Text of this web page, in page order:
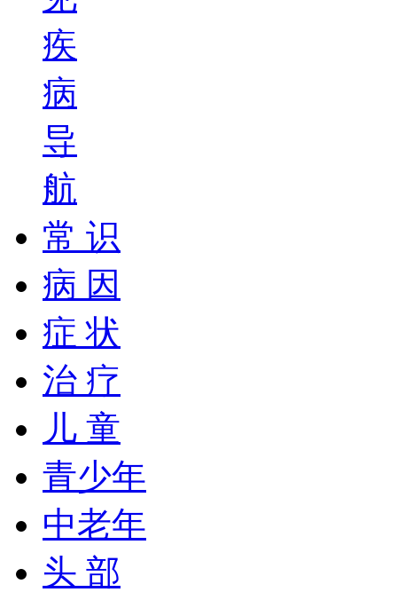
疾
病
导
航
常 识
病 因
症 状
治 疗
儿 童
青少年
中老年
头 部